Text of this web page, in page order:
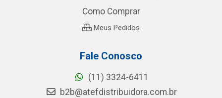
Como Comprar
Meus Pedidos
Fale Conosco
(11) 3324-6411
b2b@atefdistribuidora.com.br